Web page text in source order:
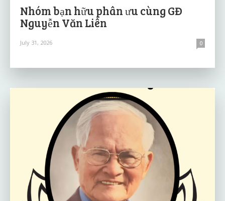
Nhóm bạn hữu phân ưu cùng GĐ
Nguyễn Văn Liên
July 31, 2026 0